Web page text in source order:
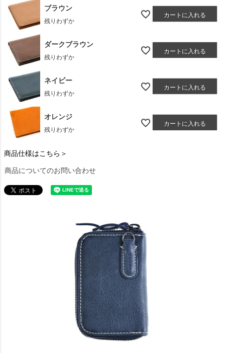
ブラウン
残りわずか
カートに入れる
ダークブラウン
残りわずか
カートに入れる
ネイビー
残りわずか
カートに入れる
オレンジ
残りわずか
カートに入れる
商品仕様はこちら＞
商品についてのお問い合わせ